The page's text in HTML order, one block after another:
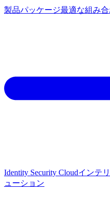
製品パッケージ最適な組み
Identity Security Cloudインテ
ューション